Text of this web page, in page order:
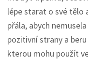
lépe starat o své tělo
přála, abych
pozitivní strany a
kterou mohu použít